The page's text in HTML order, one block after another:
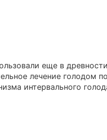
еще в
лечение голодом
интервального